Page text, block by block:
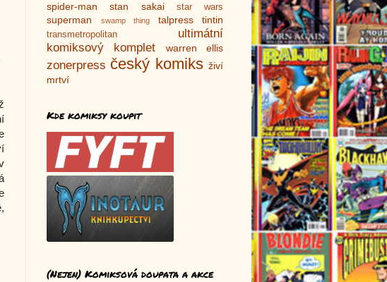
spider-man stan sakai star wars
superman swamp thing talpress tintin
transmetropolitan
ultimátní
komiksový komplet
warren ellis
zonerpress český komiks živí
mrtví
Kde komiksy koupit
(Nejen) Komiksová doupata a akce